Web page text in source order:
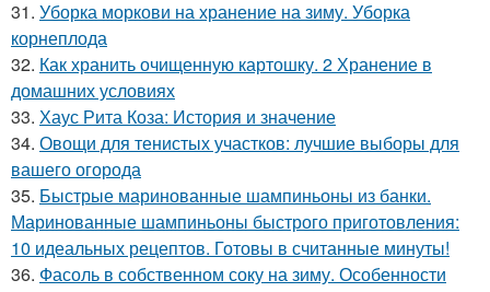
31. Уборка моркови на хранение на зиму. Уборка
корнеплода
32. Как хранить очищенную картошку. 2 Хранение в
домашних условиях
33. Хаус Рита Коза: История и значение
34. Овощи для тенистых участков: лучшие выборы для
вашего огорода
35. Быстрые маринованные шампиньоны из банки.
Маринованные шампиньоны быстрого приготовления:
10 идеальных рецептов. Готовы в считанные минуты!
36. Фасоль в собственном соку на зиму. Особенности